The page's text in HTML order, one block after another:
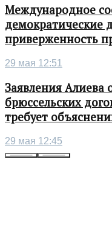
Международное
демократические
приверженность
29 мая 12:51
Заявления Алиева
брюссельских
требует
29 мая 12:45